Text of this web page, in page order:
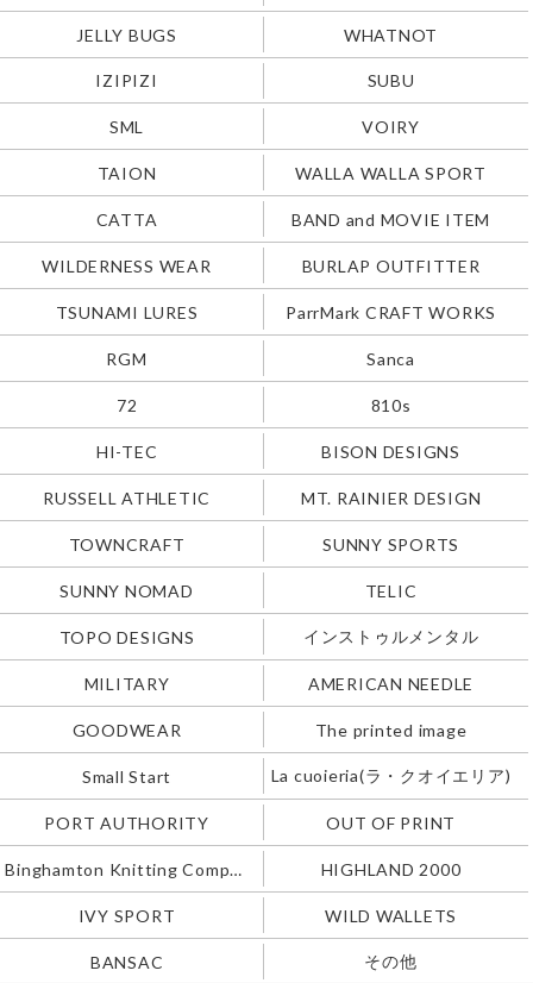
JELLY BUGS WHATNOT
IZIPIZI SUBU
SML VOIRY
TAION WALLA WALLA SPORT
CATTA BAND and MOVIE ITEM
WILDERNESS WEAR BURLAP OUTFITTER
TSUNAMI LURES ParrMark CRAFT WORKS
RGM Sanca
72 810s
HI-TEC BISON DESIGNS
RUSSELL ATHLETIC MT. RAINIER DESIGN
TOWNCRAFT SUNNY SPORTS
SUNNY NOMAD TELIC
TOPO DESIGNS インストゥルメンタル
MILITARY AMERICAN NEEDLE
GOODWEAR The printed image
Small Start La cuoieria(ラ・クオイエリア)
PORT AUTHORITY OUT OF PRINT
Binghamton Knitting Company HIGHLAND 2000
IVY SPORT WILD WALLETS
BANSAC その他